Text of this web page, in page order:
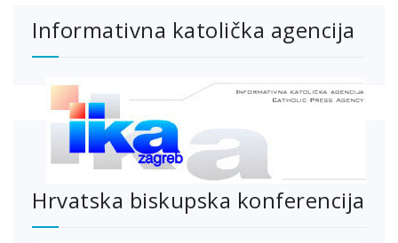
Informativna katolička agencija
Hrvatska biskupska konferencija